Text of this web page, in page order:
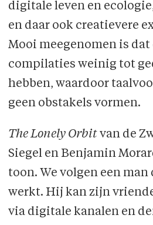
besproken compilaties
elk moment
zijnhierte koop.
digitale leven en
en daar ook creatievere
Mooi meegenomen is dat
compilaties weinig tot
hebben, waardoor
geen obstakels vormen.
The Lonely Orbit van de
Siegel en Benjamin
toon. We volgen een
werkt. Hij kan zijn
via digitale kanalen en